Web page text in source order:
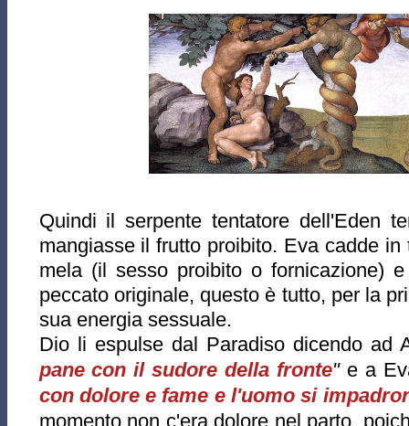
Quindi il serpente tentatore dell'Eden
mangiasse il frutto proibito. Eva cadde
mela (il sesso proibito o fornicazione)
peccato originale, questo è tutto, per la
sua energia sessuale.
Dio li espulse dal Paradiso dicendo ad
pane con il sudore della fronte"e a
con dolore e fame e l'uomo si
momento non c'era dolore nel parto,